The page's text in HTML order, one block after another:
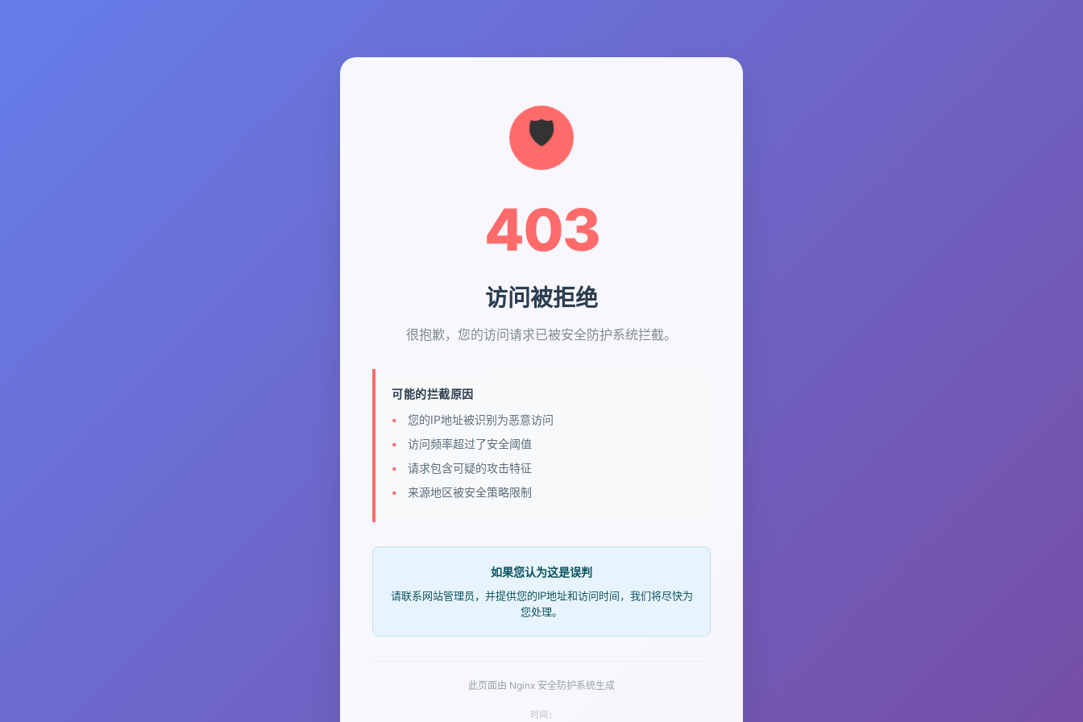
403
访问被拒绝
很抱歉，您的访问请求已被安全防护系统拦截。
可能的拦截原因
您的IP地址被识别为恶意访问
访问频率超过了安全阈值
请求包含可疑的攻击特征
来源地区被安全策略限制
如果您认为这是误判
请联系网站管理员，并提供您的IP地址和访问时间，我们将尽快为
您处理。
此页面由 Nginx 安全防护系统生成
时间: